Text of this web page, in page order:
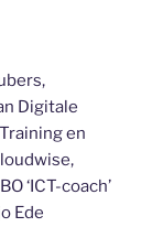
Digitale
en
‘ICT-coach’
Ede